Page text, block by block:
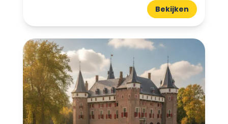
Bekijken